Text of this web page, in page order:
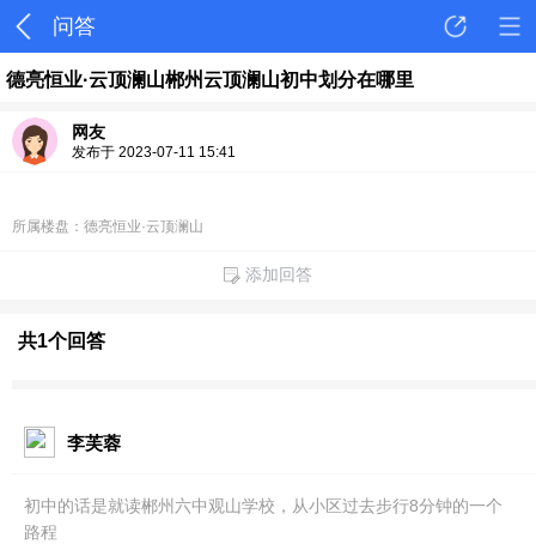
问答
德亮恒业·云顶澜山郴州云顶澜山初中划分在哪里
网友
发布于 2023-07-11 15:41
所属楼盘：德亮恒业·云顶澜山
添加回答
共1个回答
李芙蓉
初中的话是就读郴州六中观山学校，从小区过去步行8分钟的一个
路程